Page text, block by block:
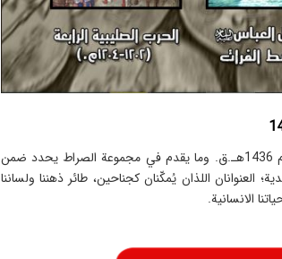
» الإلكترونية رأت النور قبل حوالي عام 1436هـ.ق. وما يقدم في مجموعة الصراط يحدد ضمن
العنوانان اللذان يُمكّنان كجناحين، طائر ذهننا ولساننا
الانسانية.